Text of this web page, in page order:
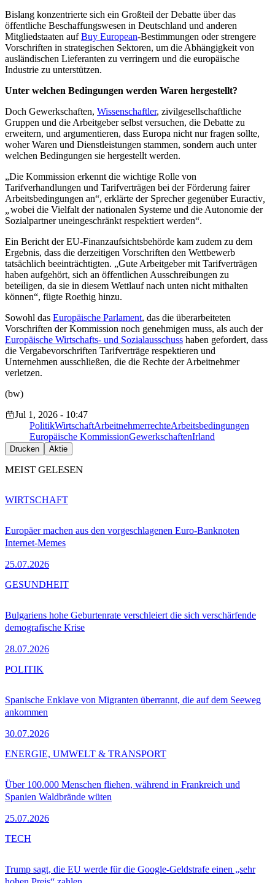
Bislang konzentrierte sich ein Großteil der Debatte über das
öffentliche Beschaffungswesen in Deutschland und anderen
Mitgliedstaaten aufBuy European-Bestimmungen oder strengere
Vorschriften in strategischen Sektoren, um die Abhängigkeit von
ausländischen Lieferanten zu verringern und die europäische
Industrie zu unterstützen.
Unter welchen Bedingungen werden Waren hergestellt?
Doch Gewerkschaften, Wissenschaftler, zivilgesellschaftliche
Gruppen und die Arbeitgeber selbst versuchen, die Debatte zu
erweitern, und argumentieren, dass Europa nicht nur fragen sollte,
woher Waren und Dienstleistungen stammen, sondern auch unter
welchen Bedingungen sie hergestellt werden.
„Die Kommission erkennt die wichtige Rolle von
Tarifverhandlungen und Tarifverträgen bei der Förderung fairer
Arbeitsbedingungen an“, erklärte der Sprecher gegenüber Euractiv
wobei die Vielfalt der nationalen Systeme und die Autonomie der
Sozialpartner uneingeschränkt respektiert werden“.
Ein Bericht der EU-Finanzaufsichtsbehörde kam zudem zu dem
Ergebnis, dass die derzeitigen Vorschriften den Wettbewerb
tatsächlich beeinträchtigten. „Gute Arbeitgeber mit Tarifverträgen
haben aufgehört, sich an öffentlichen Ausschreibungen zu
beteiligen, da sie in diesem Wettlauf nach unten nicht mithalten
können“, fügte Roethig hinzu.
Sowohl das Europäische Parlament, das die überarbeiteten
Vorschriften der Kommission noch genehmigen muss, als auch der
Europäische Wirtschafts- und Sozialausschuss haben gefordert, dass
die Vergabevorschriften Tarifverträge respektieren und
Unternehmen ausschließen, die die Rechte der Arbeitnehmer
verletzen.
(bw)
Jul 1, 2026 - 10:47
PolitikWirtschaftArbeitnehmerrechteArbeitsbedingungen
Europäische KommissionGewerkschaftenIrland
Drucken Aktie
MEIST GELESEN
Europäer machen aus den vorgeschlagenen Euro-Banknoten
Internet-Memes
25.07.2026
WIRTSCHAFT
Bulgariens hohe Geburtenrate verschleiert die sich verschärfende
demografische Krise
28.07.2026
GESUNDHEIT
Spanische Enklave von Migranten überrannt, die auf dem Seeweg
ankommen
30.07.2026
POLITIK
Über 100.000 Menschen fliehen, während in Frankreich und
Spanien Waldbrände wüten
25.07.2026
ENERGIE, UMWELT & TRANSPORT
Trump sagt, die EU werde für die Google-Geldstrafe einen „sehr
TECH